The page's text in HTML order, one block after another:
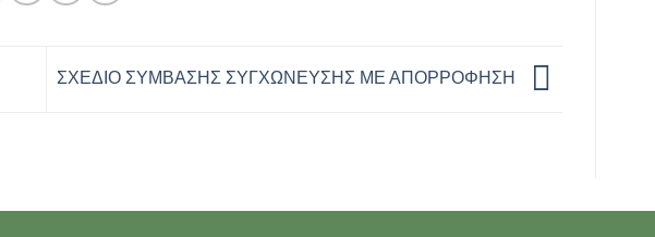
ΣΧΕΔΙΟ ΣΥΜΒΑΣΗΣ ΣΥΓΧΩΝΕΥΣΗΣ ΜΕ ΑΠΟΡΡΟΦΗΣΗ